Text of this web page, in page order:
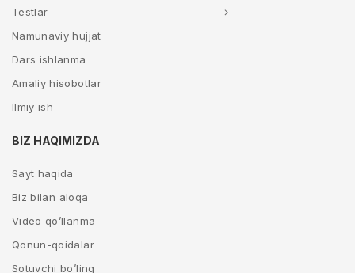
Testlar
Namunaviy hujjat
Dars ishlanma
Amaliy hisobotlar
Ilmiy ish
BIZ HAQIMIZDA
Sayt haqida
Biz bilan aloqa
Video qo’llanma
Qonun-qoidalar
Sotuvchi bo’ling